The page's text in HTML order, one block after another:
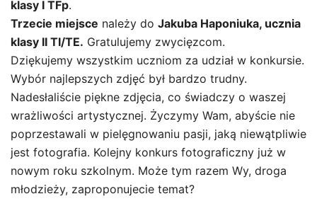
klasy I TFp.
Trzecie miejsce należy do Jakuba Haponiuka, ucznia
klasy II TI/TE. Gratulujemy zwycięzcom.
Dziękujemy wszystkim uczniom za udział w konkursie.
Wybór najlepszych zdjęć był bardzo trudny.
Nadesłaliście piękne zdjęcia, co świadczy o waszej
wrażliwości artystycznej. Życzymy Wam, abyście nie
poprzestawali w pielęgnowaniu pasji, jaką niewątpliwie
jest fotografia. Kolejny konkurs fotograficzny już w
nowym roku szkolnym. Może tym razem Wy, droga
młodzieży, zaproponujecie temat?